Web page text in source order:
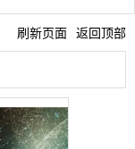
刷新页面 返回顶部